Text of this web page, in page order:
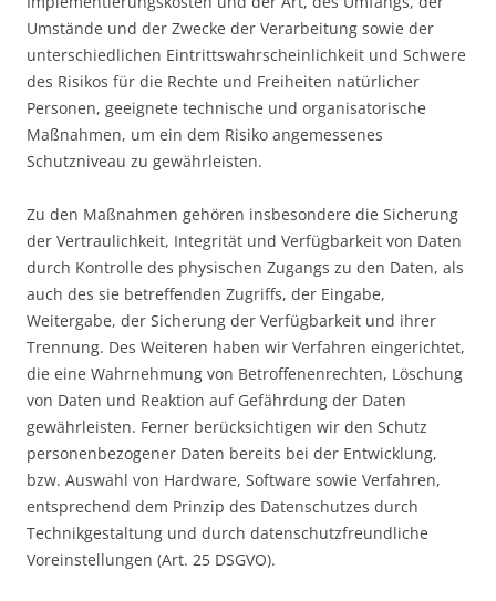
Umstände und der Zwecke der Verarbeitung sowie der
unterschiedlichen Eintrittswahrscheinlichkeit und Schwere
des Risikos für die Rechte und Freiheiten natürlicher
Personen, geeignete technische und organisatorische
Maßnahmen, um ein dem Risiko angemessenes
Schutzniveau zu gewährleisten.
Zu den Maßnahmen gehören insbesondere die Sicherung
der Vertraulichkeit, Integrität und Verfügbarkeit von Daten
durch Kontrolle des physischen Zugangs zu den Daten, als
auch des sie betreffenden Zugriffs, der Eingabe,
Weitergabe, der Sicherung der Verfügbarkeit und ihrer
Trennung. Des Weiteren haben wir Verfahren eingerichtet,
die eine Wahrnehmung von Betroffenenrechten, Löschung
von Daten und Reaktion auf Gefährdung der Daten
gewährleisten. Ferner berücksichtigen wir den Schutz
personenbezogener Daten bereits bei der Entwicklung,
bzw. Auswahl von Hardware, Software sowie Verfahren,
entsprechend dem Prinzip des Datenschutzes durch
Technikgestaltung und durch datenschutzfreundliche
Voreinstellungen (Art. 25 DSGVO).